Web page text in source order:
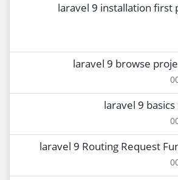
#3 laravel 9 installation